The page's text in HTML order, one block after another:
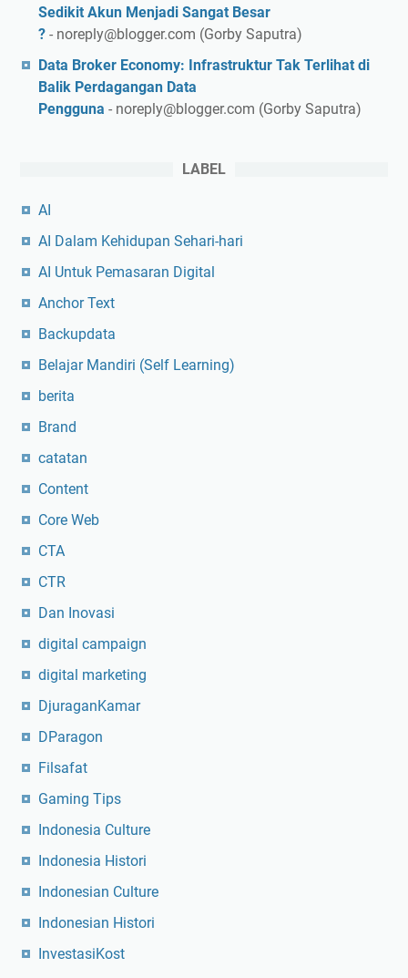
Sedikit Akun Menjadi Sangat Besar
? - noreply@blogger.com (Gorby Saputra)
Data Broker Economy: Infrastruktur Tak Terlihat di
Balik Perdagangan Data
Pengguna - noreply@blogger.com (Gorby Saputra)
LABEL
AI
AI Dalam Kehidupan Sehari-hari
AI Untuk Pemasaran Digital
Anchor Text
Backupdata
Belajar Mandiri (Self Learning)
berita
Brand
catatan
Content
Core Web
CTA
CTR
Dan Inovasi
digital campaign
digital marketing
DjuraganKamar
DParagon
Filsafat
Gaming Tips
Indonesia Culture
Indonesia Histori
Indonesian Culture
Indonesian Histori
InvestasiKost